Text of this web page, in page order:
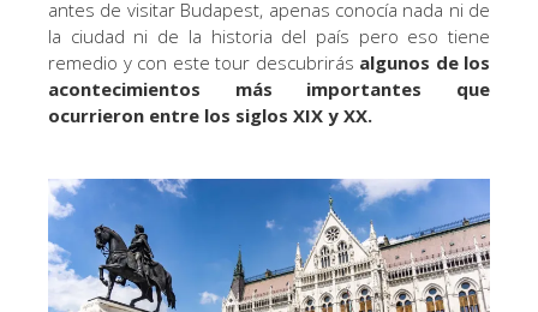
antes de visitar Budapest, apenas conocía nada ni de
la ciudad ni de la historia del país pero eso tiene
remedio y con este tour descubrirás algunos de los
acontecimientos más importantes que
ocurrieron entre los siglos XIX y XX.